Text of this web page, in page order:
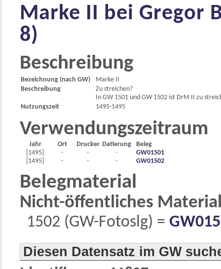
Marke II bei Gregor
8)
Beschreibung
Bezeichnung (nach GW)
Marke II
Beschreibung
Zu streichen?
In GW 1501 und GW 1502 ist DrM II zu
Nutzungszeit
1495-1495
Verwendungszeitraum
Jahr Ort Drucker Datierung
Beleg
[1495]
- - -
GW01501
[1495]
- - - GW01502
Belegmaterial
Nicht-öffentliches
1502 (GW-Fotoslg) =
Diesen Datensatz im GW